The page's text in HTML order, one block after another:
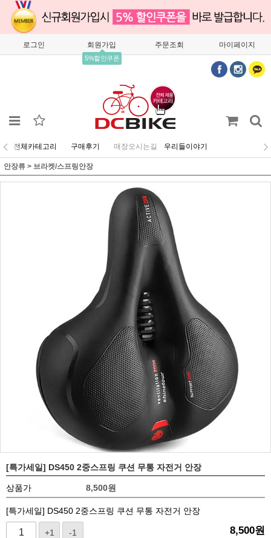
로그인 회원가입
5%할인쿠폰
주문조회 마이페이지
전체카테고리 구매후기 매장오시는길 우리들이야기
안장류 > 브라켓/스프링안장
[특가세일] DS450 2중스프링 쿠션 무통 자전거 안장
상품가 8,500원
[특가세일] DS450 2중스프링 쿠션 무통 자전거 안장
+1 -1 8,500원